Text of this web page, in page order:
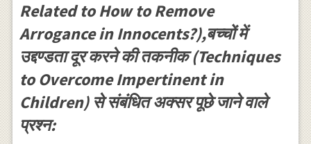
Related to How to Remove
Arrogance in Innocents?),बच्चों में
उद्दण्डता दूर करने की तकनीक (Techniques
to Overcome Impertinent in
Children) से संबंधित अक्सर पूछे जाने वाले
प्रश्न: